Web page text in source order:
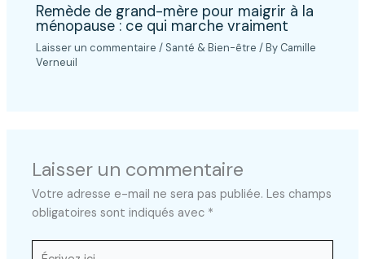
Remède de grand-mère pour maigrir à la
ménopause : ce qui marche vraiment
Laisser un commentaire / Santé & Bien-être / By Camille
Verneuil
Laisser un commentaire
Votre adresse e-mail ne sera pas publiée. Les champs
obligatoires sont indiqués avec *
Écrivez